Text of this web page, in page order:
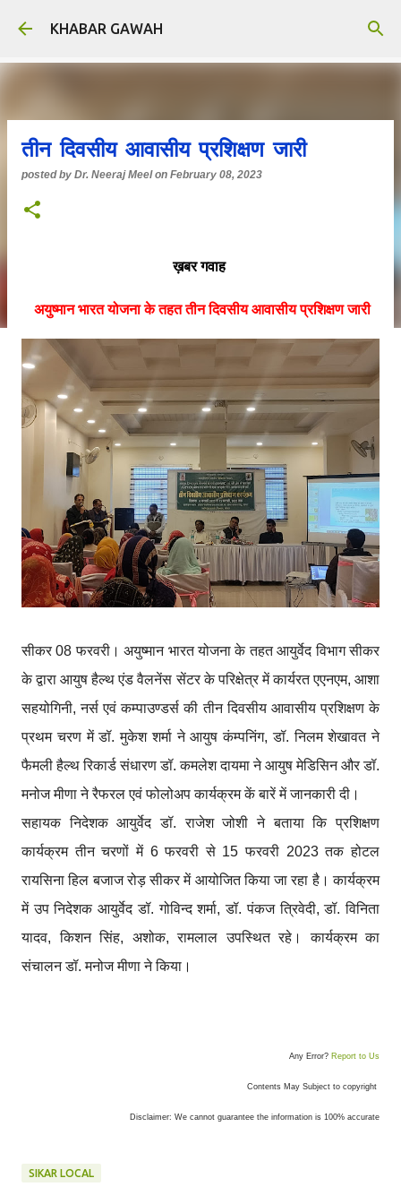
Skip to main content
KHABAR GAWAH
तीन दिवसीय आवासीय प्रशिक्षण जारी
posted by Dr. Neeraj Meel on February 08, 2023
ख़बर गवाह
अयुष्मान भारत योजना के तहत तीन दिवसीय आवासीय प्रशिक्षण जारी
सीकर 08 फरवरी। अयुष्मान भारत योजना के तहत आयुर्वेद विभाग सीकर
के द्वारा आयुष हैल्थ एंड वैलनेंस सेंटर के परिक्षेत्र में कार्यरत एएनएम, आशा
सहयोगिनी, नर्स एवं कम्पाउण्डर्स की तीन दिवसीय आवासीय प्रशिक्षण के
प्रथम चरण में डॉ. मुकेश शर्मा ने आयुष कंम्पनिंग, डॉ. निलम शेखावत ने
फैमली हैल्थ रिकार्ड संधारण डॉ. कमलेश दायमा ने आयुष मेडिसिन और डॉ.
मनोज मीणा ने रैफरल एवं फोलोअप कार्यक्रम कें बारें में जानकारी दी।
सहायक निदेशक आयुर्वेद डॉ. राजेश जोशी ने बताया कि प्रशिक्षण
कार्यक्रम तीन चरणों में 6 फरवरी से 15 फरवरी 2023 तक होटल
रायसिना हिल बजाज रोड़ सीकर में आयोजित किया जा रहा है। कार्यक्रम
में उप निदेशक आयुर्वेद डॉ. गोविन्द शर्मा, डॉ. पंकज त्रिवेदी, डॉ. विनिता
यादव, किशन सिंह, अशोक, रामलाल उपस्थित रहे। कार्यक्रम का
संचालन डॉ. मनोज मीणा ने किया।
Any Error? Report to Us
Contents May Subject to copyright
Disclaimer: We cannot guarantee the information is 100% accurate
SIKAR LOCAL